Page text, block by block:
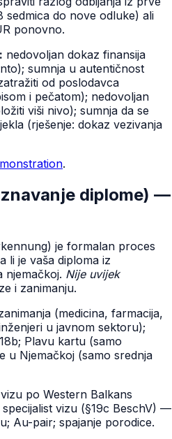
do nove odluke) ali
ponovno.
nedovoljan dokaz finansija
sumnja u autentičnost
od poslodavca
i pečatom); nedovoljan
viši nivo); sumnja da se
(rješenje: dokaz vezivanja
.
diplome) —
je formalan proces
li je vaša diploma iz
njemačkoj. Nije uvijek
i zanimanju.
(medicina, farmacija,
u javnom sektoru);
Plavu kartu (samo
u Njemačkoj (samo srednja
po Western Balkans
vizu (§19c BeschV) —
Au-pair; spajanje porodice.